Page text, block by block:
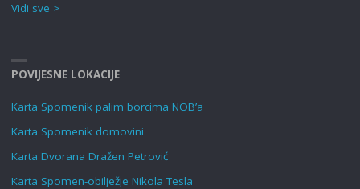
Vidi sve >
POVIJESNE LOKACIJE
Karta Spomenik palim borcima NOB’a
Karta Spomenik domovini
Karta Dvorana Dražen Petrović
Karta Spomen-obilježje Nikola Tesla